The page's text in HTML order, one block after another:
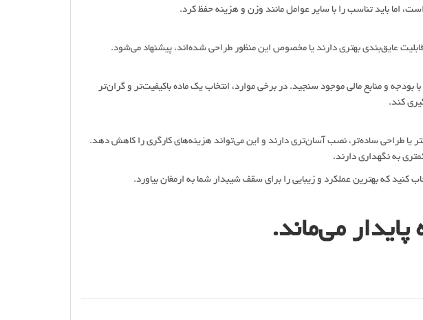
اما باید تناسب را با سایر عوامل مانند وزن و هزینه حفظ کرد.
عایق‌بندی بهتری دارند یا مخصوص این منظور طراحی شده‌اند، پیشنهاد می‌شود.
و منابع مالی موجود سنجید. در برخی موارد، انتخاب یک ماده باکیفیت‌تر و گران‌تر
کند.
طراحی ساده‌تر، نصب آسان‌تری دارند و این می‌تواند هزینه‌های کارگری را کاهش دهد.
به نگهداری دارند.
کنید که بهترین عملکرد و زیبایی را برای سقف شیبدار شما به ارمغان بیاورد.
پایدار می‌ماند.